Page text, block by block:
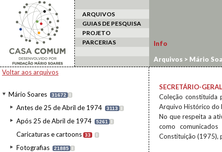
ARQUIVOS
GUIAS DE PESQUISA
PROJETO
PARCERIAS
Voltar aos arquivos
Mário Soares 31672 I
Antes de 25 de Abril de 1974 3113 I
Após 25 de Abril de 1974 5261 I
Caricaturas e cartoons 33 I
Fotografias 21885 I
Info
Arquivos > Mário
SECRETÁRIO-
Coleção constituída
Arquivo Histórico do
No que respeita a
como
Constituição (1975),